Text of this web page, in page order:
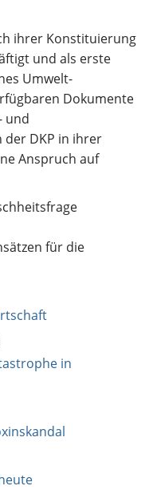
ihrer Konstituierung
und als erste
Umwelt-
Dokumente
und
DKP in ihrer
Anspruch auf
für die
in